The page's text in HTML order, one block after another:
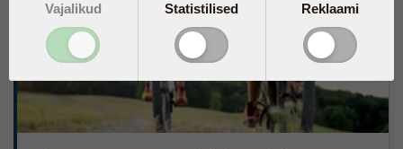
Vajalikud Statistilised Reklaami